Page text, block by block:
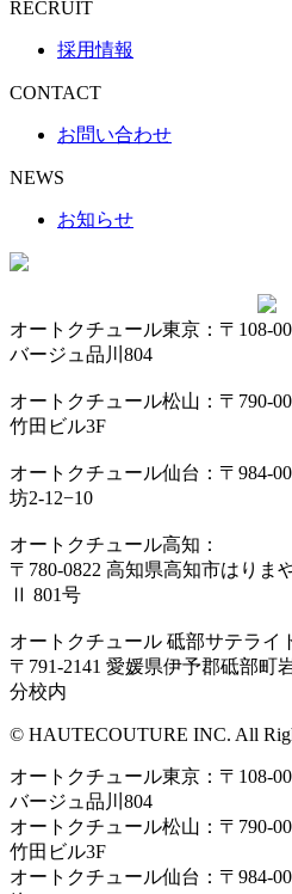
RECRUIT
採用情報
CONTACT
お問い合わせ
NEWS
お知らせ
オートクチュール東京：〒108-
バージュ品川804
オートクチュール松山：〒790-
竹田ビル3F
オートクチュール仙台：〒984-
坊2-12−10
オートクチュール高知：
〒780-0822 高知県高知市はりま
Ⅱ 801号
オートクチュール 砥部サテライ
〒791-2141 愛媛県伊予郡砥部町
分校内
© HAUTECOUTURE INC. All
オートクチュール東京：〒108-
バージュ品川804
オートクチュール松山：〒790-
竹田ビル3F
オートクチュール仙台：〒984-